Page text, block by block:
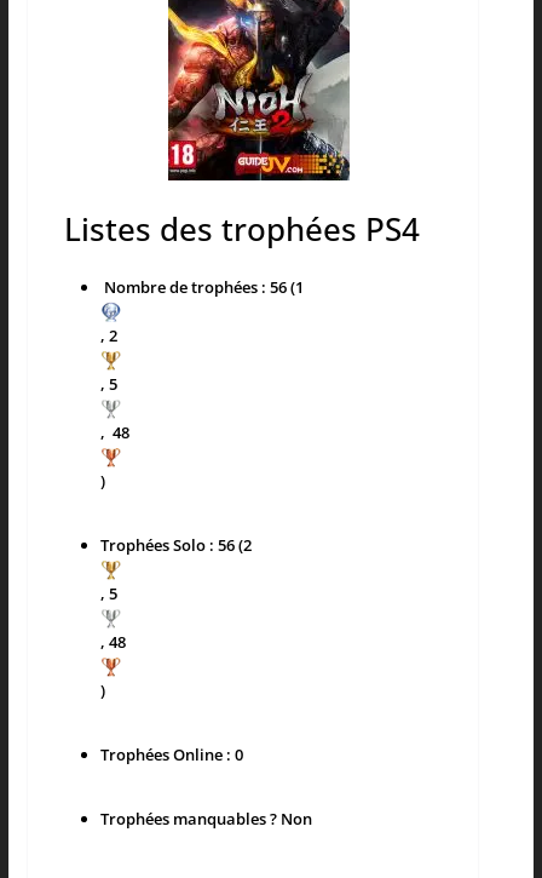
Listes des trophées PS4
Nombre de trophées : 56 (1
, 2
, 5
, 48
)
Trophées Solo : 56 (2
, 5
, 48
)
Trophées Online : 0
Trophées manquables ? Non